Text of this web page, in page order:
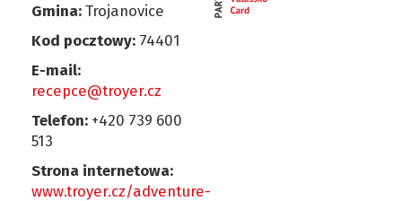
Gmina: Trojanovice
Kod pocztowy: 74401
E-mail:
recepce@troyer.cz
Telefon: +420 739 600
513
Strona internetowa:
www.troyer.cz/adventure-